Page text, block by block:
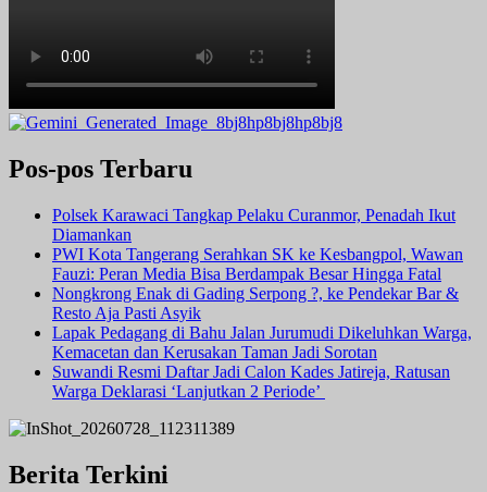
Pos-pos Terbaru
Polsek Karawaci Tangkap Pelaku Curanmor, Penadah Ikut
Diamankan
PWI Kota Tangerang Serahkan SK ke Kesbangpol, Wawan
Fauzi: Peran Media Bisa Berdampak Besar Hingga Fatal
Nongkrong Enak di Gading Serpong ?, ke Pendekar Bar &
Resto Aja Pasti Asyik
Lapak Pedagang di Bahu Jalan Jurumudi Dikeluhkan Warga,
Kemacetan dan Kerusakan Taman Jadi Sorotan
Suwandi Resmi Daftar Jadi Calon Kades Jatireja, Ratusan
Warga Deklarasi ‘Lanjutkan 2 Periode’
Berita Terkini